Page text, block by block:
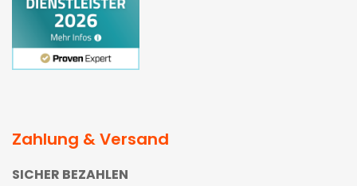
Zahlung & Versand
SICHER BEZAHLEN